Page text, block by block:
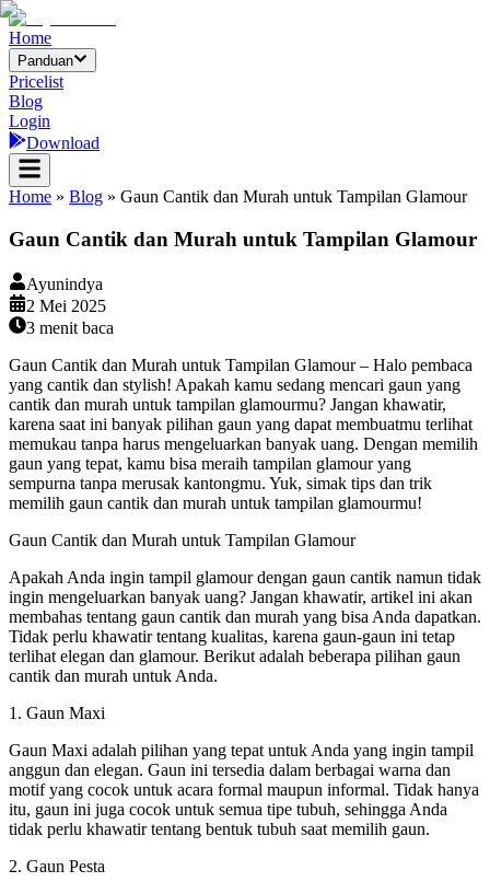
Home
Panduan
Pricelist
Blog
Login
Download
Home » Blog » Gaun Cantik dan Murah untuk Tampilan Glamour
Gaun Cantik dan Murah untuk Tampilan Glamour
Ayunindya
2 Mei 2025
3 menit baca
Gaun Cantik dan Murah untuk Tampilan Glamour – Halo pembaca
yang cantik dan stylish! Apakah kamu sedang mencari gaun yang
cantik dan murah untuk tampilan glamourmu? Jangan khawatir,
karena saat ini banyak pilihan gaun yang dapat membuatmu terlihat
memukau tanpa harus mengeluarkan banyak uang. Dengan memilih
gaun yang tepat, kamu bisa meraih tampilan glamour yang
sempurna tanpa merusak kantongmu. Yuk, simak tips dan trik
memilih gaun cantik dan murah untuk tampilan glamourmu!
Gaun Cantik dan Murah untuk Tampilan Glamour
Apakah Anda ingin tampil glamour dengan gaun cantik namun tidak
ingin mengeluarkan banyak uang? Jangan khawatir, artikel ini akan
membahas tentang gaun cantik dan murah yang bisa Anda dapatkan.
Tidak perlu khawatir tentang kualitas, karena gaun-gaun ini tetap
terlihat elegan dan glamour. Berikut adalah beberapa pilihan gaun
cantik dan murah untuk Anda.
1. Gaun Maxi
Gaun Maxi adalah pilihan yang tepat untuk Anda yang ingin tampil
anggun dan elegan. Gaun ini tersedia dalam berbagai warna dan
motif yang cocok untuk acara formal maupun informal. Tidak hanya
itu, gaun ini juga cocok untuk semua tipe tubuh, sehingga Anda
tidak perlu khawatir tentang bentuk tubuh saat memilih gaun.
2. Gaun Pesta